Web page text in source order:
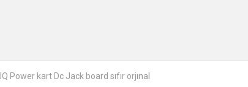
Power kart Dc Jack board sıfır orjınal